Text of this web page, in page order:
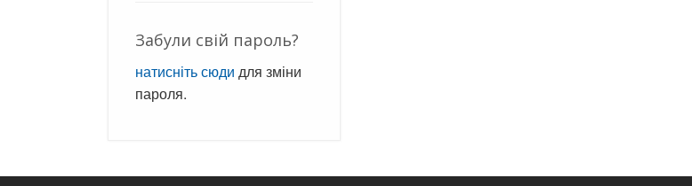
Забули свій пароль?
натисніть сюди для зміни
пароля.